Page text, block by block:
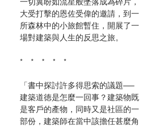
一切冀盼如流星般墜落成為碎片，
大受打擊的恩佐受偉的邀請，到一
所森林中的小旅館暫住，開展了一
場對建築與人生的反思之旅。
* * * * *
「書中探討許多得思索的議題──
建築道徳是怎麼一回事？建築物既
是客戶的產物，同時又是社區的一
部份，建築師在當中該擔任甚麼角